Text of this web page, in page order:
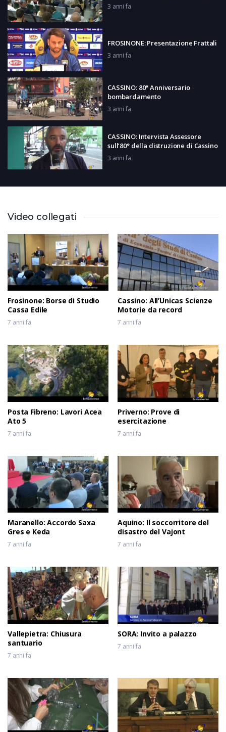
3 anni fa
FROSINONE: Presentazione Frattali
3 anni fa
CASSINO: 80° Anniversario
bombardamento
3 anni fa
CASSINO: Intervista Assessore
sull’80° della distruzione di Cassino
3 anni fa
AQUINO: Inter Club Giuseppe
Magnapera
3 anni fa
Video collegati
Frosinone: Borse di Studio
Cassa Edile
7 anni fa
Cassino: All’Unicas Scienze
Motorie da record
7 anni fa
Posta Fibreno: Lavori Acea
Ato 5
7 anni fa
Priverno: Prove di
esercitazione
7 anni fa
Maranello: Accordo Saxa
Gres e Keda
7 anni fa
Aquino: Il soccorritore del
disastro del Vajont
7 anni fa
Vallepietra: Chiusura
santuario
7 anni fa
SORA: Invito a palazzo
7 anni fa